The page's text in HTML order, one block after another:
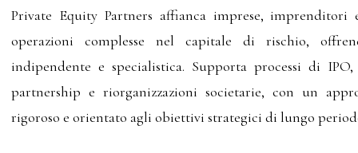
Private Equity Partners affianca imprese,
operazioni complesse nel capitale di rischio,
indipendente e specialistica. Supporta processi di
partnership e riorganizzazioni societarie, con un
rigoroso e orientato agli obiettivi strategici di lungo